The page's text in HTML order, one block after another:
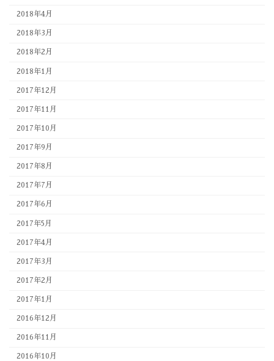
2018年4月
2018年3月
2018年2月
2018年1月
2017年12月
2017年11月
2017年10月
2017年9月
2017年8月
2017年7月
2017年6月
2017年5月
2017年4月
2017年3月
2017年2月
2017年1月
2016年12月
2016年11月
2016年10月